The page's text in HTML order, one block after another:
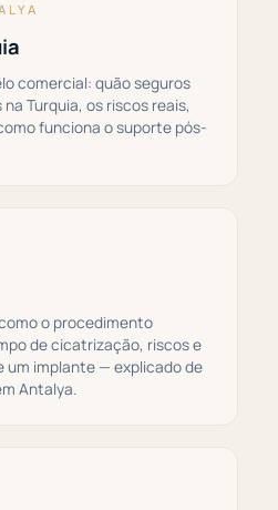
comercial: quão seguros
Turquia, os riscos reais,
funciona o suporte pós-
o procedimento
de cicatrização, riscos e
um implante — explicado de
Antalya.